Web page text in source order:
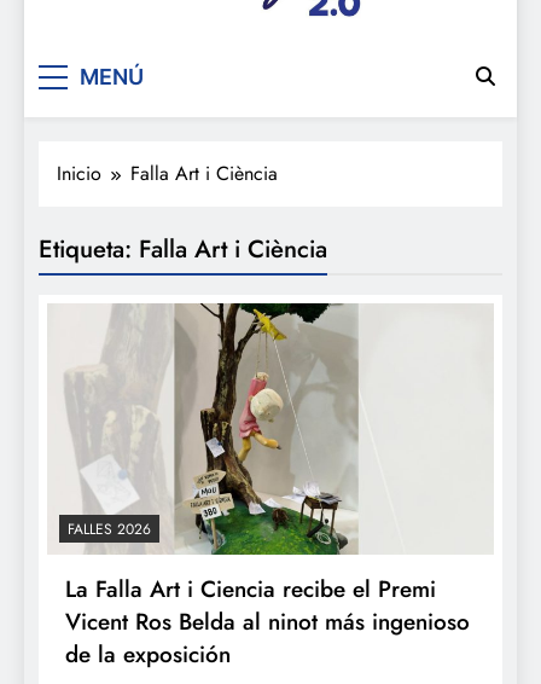
De festa en festa 2.0
MENÚ
Inicio Falla Art i Ciència
Etiqueta: Falla Art i Ciència
FALLES 2026
La Falla Art i Ciencia recibe el Premi
Vicent Ros Belda al ninot más ingenioso
de la exposición